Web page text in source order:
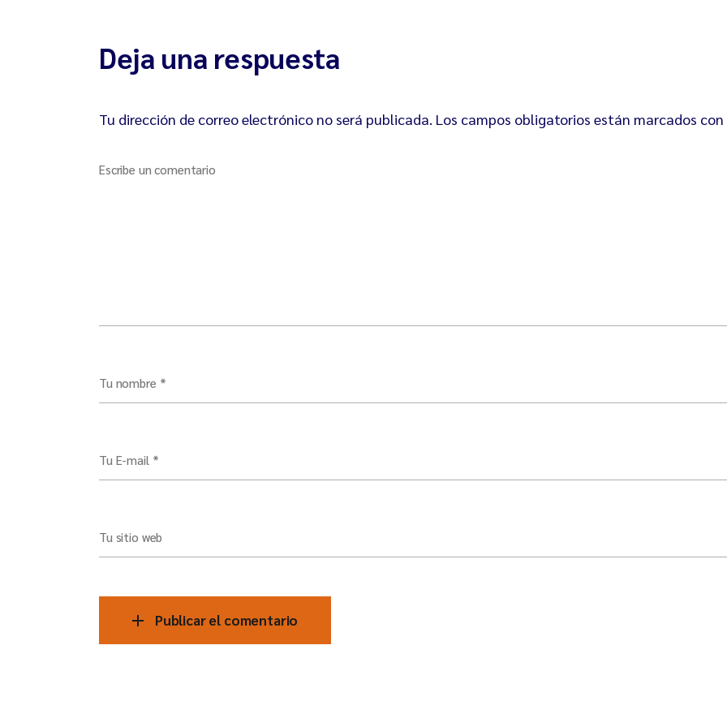
Deja una respuesta
Tu dirección de correo electrónico no será publicada. Los campos obligatorios están marcados con
Escribe un comentario
Tu nombre *
Tu E-mail *
Tu sitio web
Publicar el comentario